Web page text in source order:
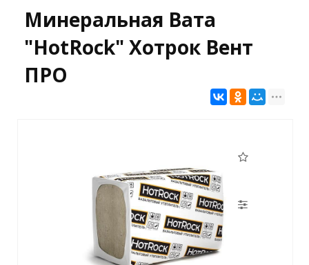
Минеральная Вата
"HotRock" Хотрок Вент
ПРО